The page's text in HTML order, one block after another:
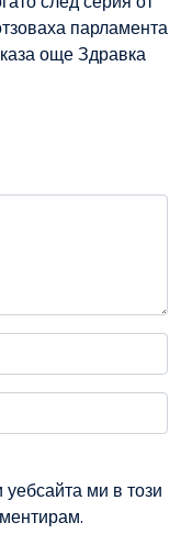
парламента
още Здравка
ми в този